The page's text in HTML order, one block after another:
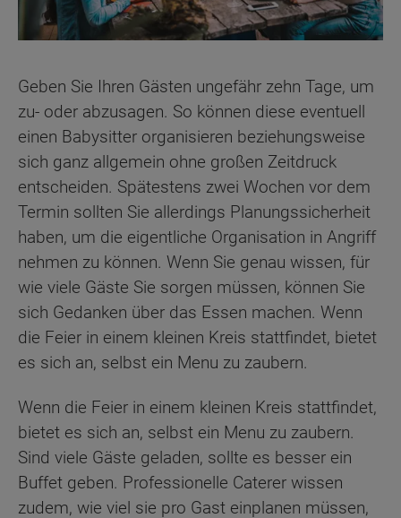
Geben Sie Ihren Gästen ungefähr zehn Tage, um
zu- oder abzusagen. So können diese eventuell
einen Babysitter organisieren beziehungsweise
sich ganz allgemein ohne großen Zeitdruck
entscheiden. Spätestens zwei Wochen vor dem
Termin sollten Sie allerdings Planungssicherheit
haben, um die eigentliche Organisation in Angriff
nehmen zu können. Wenn Sie genau wissen, für
wie viele Gäste Sie sorgen müssen, können Sie
sich Gedanken über das Essen machen. Wenn
die Feier in einem kleinen Kreis stattfindet, bietet
es sich an, selbst ein Menu zu zaubern.
Wenn die Feier in einem kleinen Kreis stattfindet,
bietet es sich an, selbst ein Menu zu zaubern.
Sind viele Gäste geladen, sollte es besser ein
Buffet geben. Professionelle Caterer wissen
zudem, wie viel sie pro Gast einplanen müssen,